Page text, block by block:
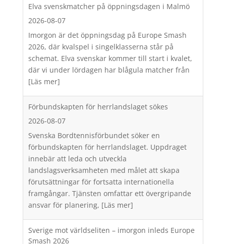
Elva svenskmatcher på öppningsdagen i Malmö
2026-08-07
Imorgon är det öppningsdag på Europe Smash
2026, där kvalspel i singelklasserna står på
schemat. Elva svenskar kommer till start i kvalet,
där vi under lördagen har blågula matcher från
[Läs mer]
Förbundskapten för herrlandslaget sökes
2026-08-07
Svenska Bordtennisförbundet söker en
förbundskapten för herrlandslaget. Uppdraget
innebär att leda och utveckla
landslagsverksamheten med målet att skapa
förutsättningar för fortsatta internationella
framgångar. Tjänsten omfattar ett övergripande
ansvar för planering, [Läs mer]
Sverige mot världseliten – imorgon inleds Europe
Smash 2026